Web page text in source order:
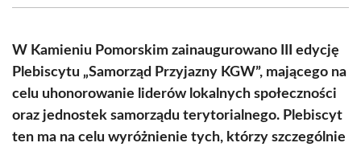
(Twitter)
W Kamieniu Pomorskim zainaugurowano III edycję
Plebiscytu „Samorząd Przyjazny KGW”, mającego na
celu uhonorowanie liderów lokalnych społeczności
oraz jednostek samorządu terytorialnego. Plebiscyt
ten ma na celu wyróżnienie tych, którzy szczególnie